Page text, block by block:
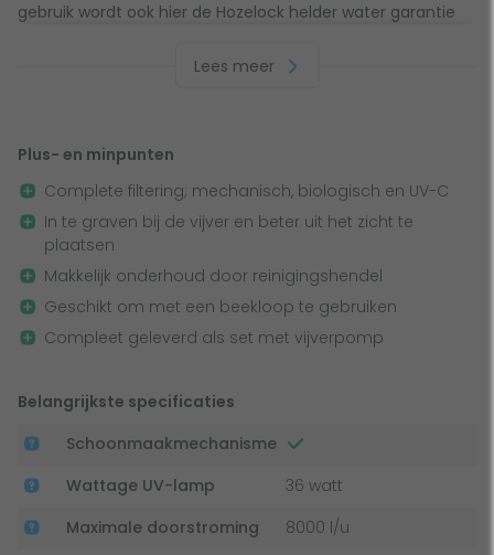
gebruik wordt ook hier de Hozelock helder water garantie
28000 liter. Wanneer je vissen hebt in jouw vijver wordt de
Revolution 28000en de
Hozelock Bioforce Revolution 28000 drukfilter
De Hozelock Bioforce 28000 drukfilter maakt gebruik van
een complete drievoudige filtratie. Het vijverwater wordt
door middel van de vijverpomp langs drie verschillende
filtermaterialen geleidt. Op deze manier wordt het
Lees meer
Plus- en minpunten
Complete filtering; mechanisch, biologisch en UV-C
In te graven bij de vijver en beter uit het zicht te
plaatsen
Makkelijk onderhoud door reinigingshendel
Geschikt om met een beekloop te gebruiken
Compleet geleverd als set met vijverpomp
Belangrijkste specificaties
Schoonmaakmechanisme
Wattage UV-lamp
36 watt
Maximale doorstroming
8000 l/u